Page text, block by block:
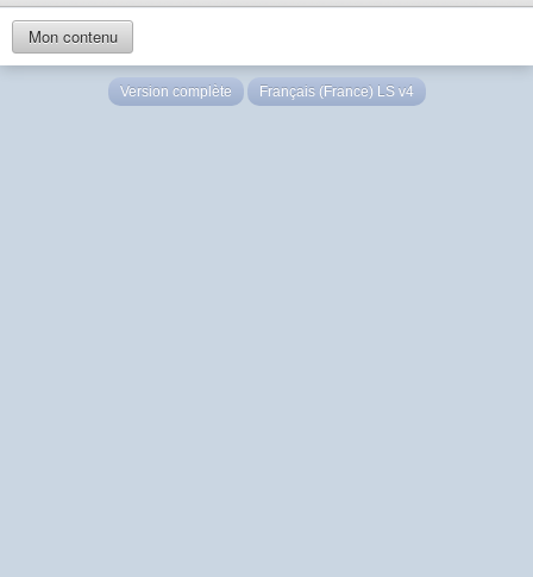
Mon contenu
Version complète Français (France) LS v4